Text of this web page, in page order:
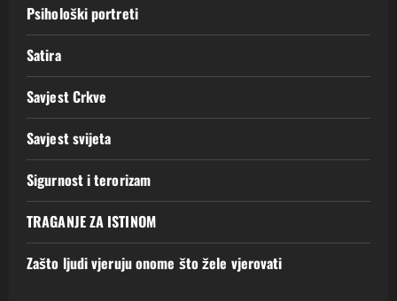
Psihološki portreti
Satira
Savjest Crkve
Savjest svijeta
Sigurnost i terorizam
TRAGANJE ZA ISTINOM
Zašto ljudi vjeruju onome što žele vjerovati